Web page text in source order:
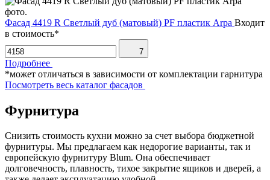
Фасад 4419 R Светлый дуб (матовый) PF пластик Arpa Входит
в стоимость*
7
Подробнее
*может отличаться в зависимости от комплектации гарнитура
Посмотреть весь каталог фасадов
Фурнитура
Снизить стоимость кухни можно за счет выбора бюджетной
фурнитуры. Мы предлагаем как недорогие варианты, так и
европейскую фурнитуру Blum. Она обеспечивает
долговечность, плавность, тихое закрытие ящиков и дверей, а